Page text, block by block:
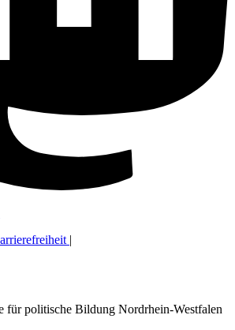
|
für politische Bildung Nordrhein-Westfalen